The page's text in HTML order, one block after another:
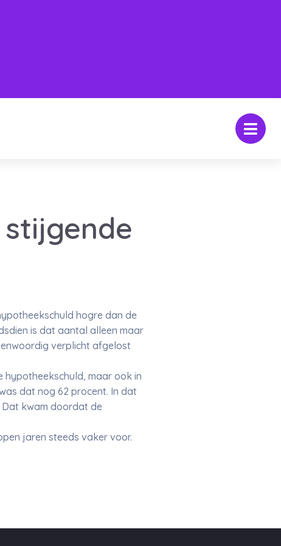
hogre dan de
is dat aantal alleen maar
verplicht afgelost
hypotheekschuld, maar ook in
dat nog 62 procent. In dat
Dat kwam doordat de
jaren steeds vaker voor.